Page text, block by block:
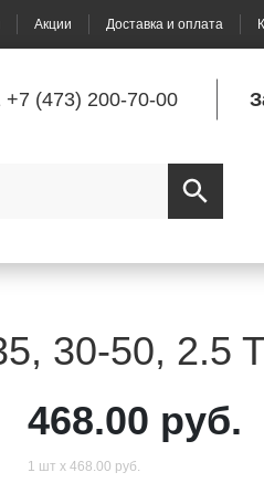
Акции Доставка и оплата
+7 (473) 200-70-00
30-50, 2.5
468.00 руб.
1 шт х 468.00 руб.